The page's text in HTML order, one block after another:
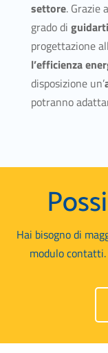
settore. Grazie
grado di
progettazione
l’efficienza
disposizione un’
potranno
Hai bisogno di
modulo